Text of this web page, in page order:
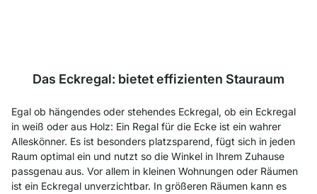
Das Eckregal: bietet effizienten Stauraum
Egal ob hängendes oder stehendes Eckregal, ob ein Eckregal
in weiß oder aus Holz: Ein Regal für die Ecke ist ein wahrer
Alleskönner. Es ist besonders platzsparend, fügt sich in jeden
Raum optimal ein und nutzt so die Winkel in Ihrem Zuhause
passgenau aus. Vor allem in kleinen Wohnungen oder Räumen
ist ein Eckregal unverzichtbar. In größeren Räumen kann es